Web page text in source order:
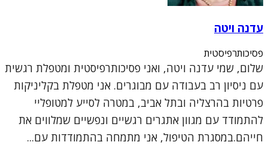
עדנה ויטה
פסיכותרפיסטית
שלום, שמי עדנה ויטה, ואני פסיכותרפיסטית ומטפלת רגשית
עם ניסיון רב בעבודה עם מבוגרים. אני מטפלת בקליניקות
פרטיות בהרצליה ובתל אביב, במטרה לסייע למטופליי
להתמודד עם מגוון אתגרים רגשיים ונפשיים שמלווים את
חייהם.במסגרת הטיפול, אני מתמחה בהתמודדות עם...